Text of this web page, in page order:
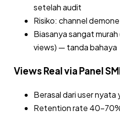
setelah audit
Risiko: channel
Biasanya sangat
views) — tanda bahaya
Views Real via Panel
Berasal dari user
Retention rate 40-